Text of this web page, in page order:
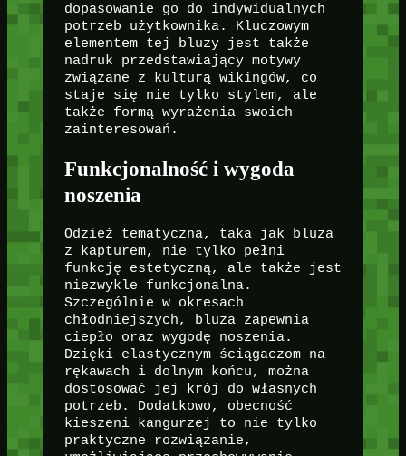
dopasowanie go do indywidualnych
potrzeb użytkownika. Kluczowym
elementem tej bluzy jest także
nadruk przedstawiający motywy
związane z kulturą wikingów, co
staje się nie tylko stylem, ale
także formą wyrażenia swoich
zainteresowań.
Funkcjonalność i wygoda
noszenia
Odzież tematyczna, taka jak bluza
z kapturem, nie tylko pełni
funkcję estetyczną, ale także jest
niezwykle funkcjonalna.
Szczególnie w okresach
chłodniejszych, bluza zapewnia
ciepło oraz wygodę noszenia.
Dzięki elastycznym ściągaczom na
rękawach i dolnym końcu, można
dostosować jej krój do własnych
potrzeb. Dodatkowo, obecność
kieszeni kangurzej to nie tylko
praktyczne rozwiązanie,